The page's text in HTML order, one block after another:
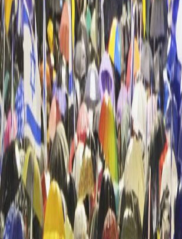
Hikmah
Opini
Konsultasi Syariah
Resonansi
Sejarah
Lensa
Iqtishodia
Sastra
Literasi Umat